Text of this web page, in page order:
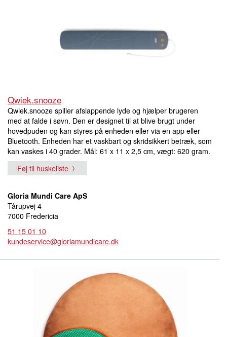
Qwiek.snooze
Qwiek.snooze spiller afslappende lyde og hjælper brugeren
med at falde i søvn. Den er designet til at blive brugt under
hovedpuden og kan styres på enheden eller via en app eller
Bluetooth. Enheden har et vaskbart og skridsikkert betræk, som
kan vaskes i 40 grader. Mål: 61 x 11 x 2,5 cm, vægt: 620 gram.
Føj til huskeliste
Gloria Mundi Care ApS
Tårupvej 4
7000 Fredericia
51 15 01 10
kundeservice@gloriamundicare.dk